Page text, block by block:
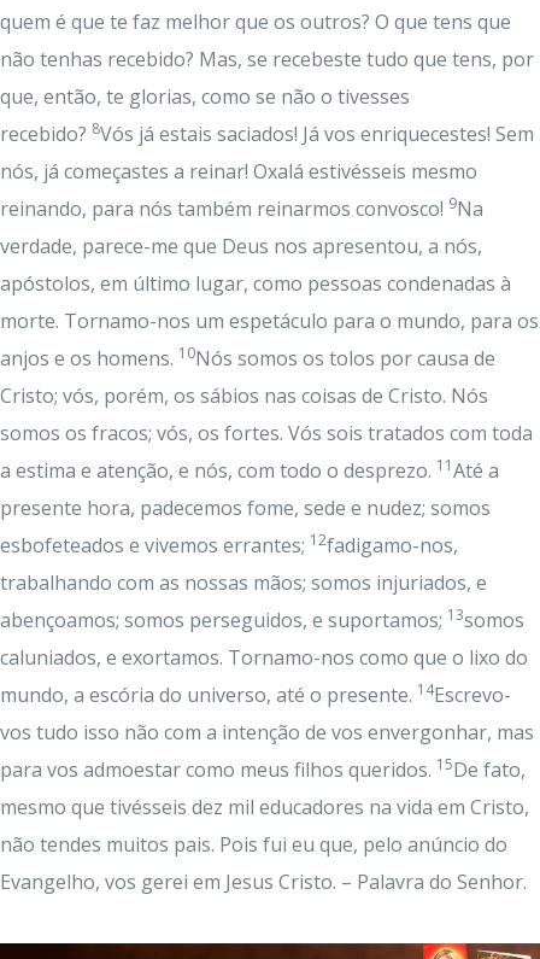
quem é que te faz melhor que os outros? O que tens que
não tenhas recebido? Mas, se recebeste tudo que tens, por
que, então, te glorias, como se não o tivesses
recebido? 8Vós já estais saciados! Já vos enriquecestes! Sem
nós, já começastes a reinar! Oxalá estivésseis mesmo
reinando, para nós também reinarmos convosco! 9Na
verdade, parece-me que Deus nos apresentou, a nós,
apóstolos, em último lugar, como pessoas condenadas à
morte. Tornamo-nos um espetáculo para o mundo, para os
anjos e os homens. 10Nós somos os tolos por causa de
Cristo; vós, porém, os sábios nas coisas de Cristo. Nós
somos os fracos; vós, os fortes. Vós sois tratados com toda
a estima e atenção, e nós, com todo o desprezo. 11Até a
presente hora, padecemos fome, sede e nudez; somos
esbofeteados e vivemos errantes; 12fadigamo-nos,
trabalhando com as nossas mãos; somos injuriados, e
abençoamos; somos perseguidos, e suportamos; 13somos
caluniados, e exortamos. Tornamo-nos como que o lixo do
mundo, a escória do universo, até o presente. 14Escrevo-
vos tudo isso não com a intenção de vos envergonhar, mas
para vos admoestar como meus filhos queridos. 15De fato,
mesmo que tivésseis dez mil educadores na vida em Cristo,
não tendes muitos pais. Pois fui eu que, pelo anúncio do
Evangelho, vos gerei em Jesus Cristo. – Palavra do Senhor.